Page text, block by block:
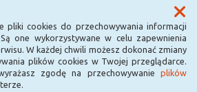
pliki cookies do przechowywania informacji
one wykorzystywane w celu zapewnienia
W każdej chwili możesz dokonać zmiany
plików cookies w Twojej przeglądarce.
zgodę na przechowywanie plików
Menu